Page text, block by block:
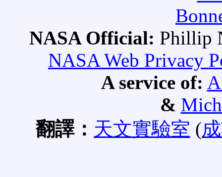
NASA Official: Phillip
NASA Web Privacy
A service of:
&
翻譯： 天文實驗室 (